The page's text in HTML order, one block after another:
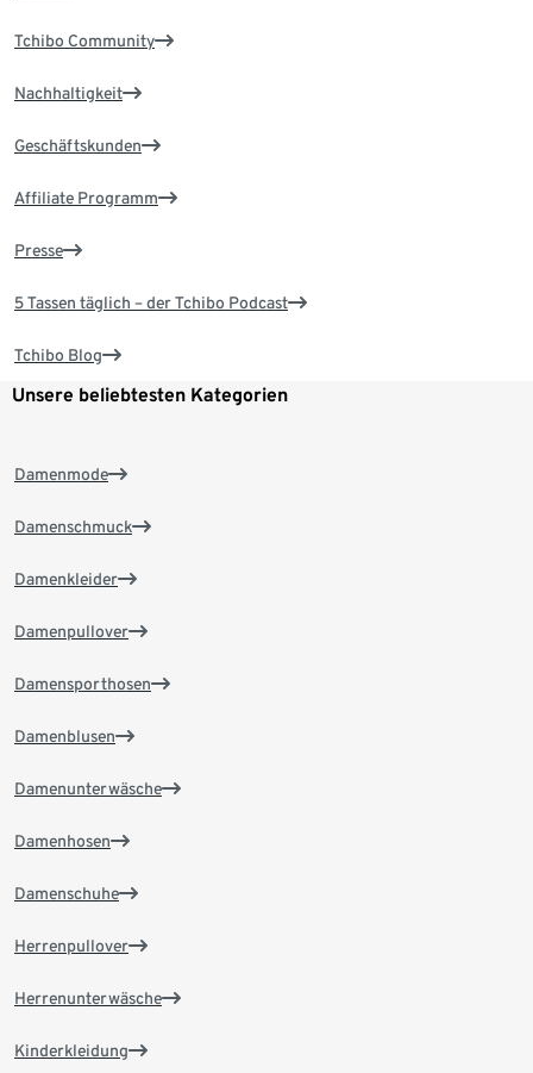
Tchibo Community
Nachhaltigkeit
Geschäftskunden
Affiliate Programm
Presse
5 Tassen täglich – der Tchibo Podcast
Tchibo Blog
Unsere beliebtesten Kategorien
Damenmode
Damenschmuck
Damenkleider
Damenpullover
Damensporthosen
Damenblusen
Damenunterwäsche
Damenhosen
Damenschuhe
Herrenpullover
Herrenunterwäsche
Kinderkleidung